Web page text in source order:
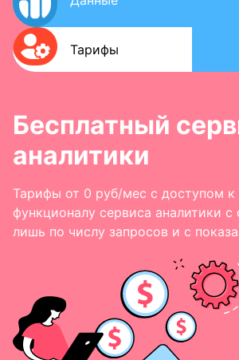
Тарифы
Тарифы
Бесплатный
аналитики
Тарифы от 0 руб/мес с доступом к
функционалу сервиса аналитики с
лишь по числу запросов и с